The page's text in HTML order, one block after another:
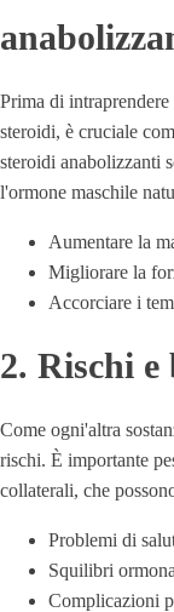
Prima di
steroidi, è cruciale
steroidi anabolizzanti
l'ormone maschile
Aumentare la
Migliorare la
Accorciare i
2. Rischi e
Come ogni'altra
rischi. È importante
collaterali, che
Problemi di
Squilibri
Complicazioni